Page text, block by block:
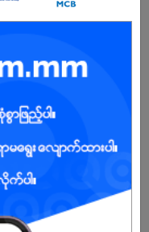
in 2011 in order to offer a
to earn
the youth in Myanmar.
Education. We offer
and Certificate
Engineering and